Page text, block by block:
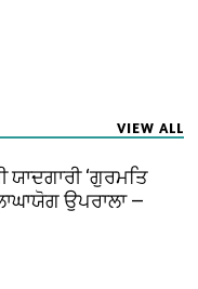
VIEW ALL
ਯਾਦਗਾਰੀ ‘ਗੁਰਮਤਿ
ਉਪਰਾਲਾ —